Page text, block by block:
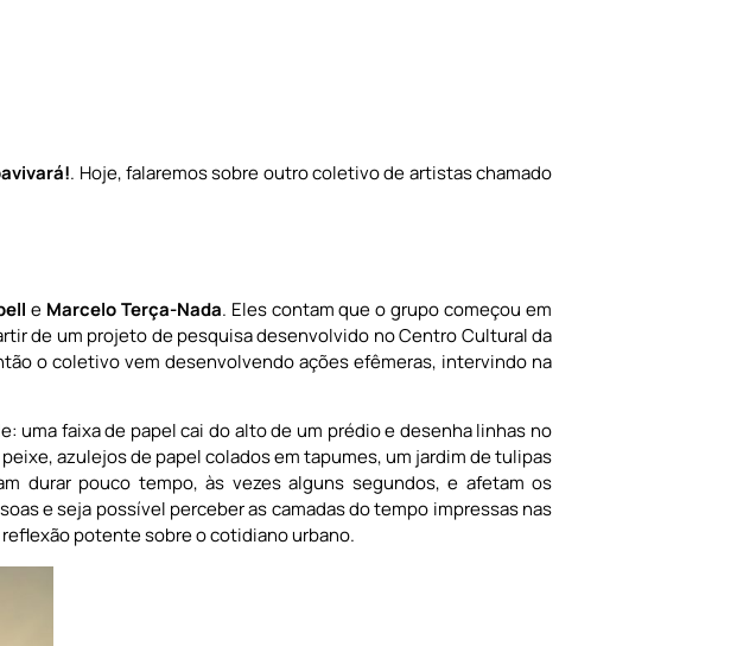
. Hoje, falaremos sobre outro coletivo de artistas chamado
e Marcelo Terça-Nada. Eles contam que o grupo começou em
de um projeto de pesquisa desenvolvido no Centro Cultural da
o coletivo vem desenvolvendo ações efêmeras, intervindo na
uma faixa de papel cai do alto de um prédio e desenha linhas no
azulejos de papel colados em tapumes, um jardim de tulipas
durar pouco tempo, às vezes alguns segundos, e afetam os
e seja possível perceber as camadas do tempo impressas nas
potente sobre o cotidiano urbano.